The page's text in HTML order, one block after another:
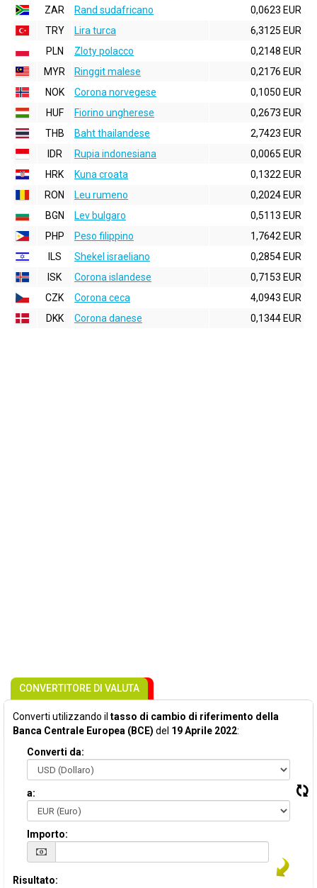
ZAR
Rand sudafricano
0,0623 EUR
TRY
Lira turca
6,3125 EUR
PLN
Zloty polacco
0,2148 EUR
MYR
Ringgit malese
0,2176 EUR
NOK
Corona norvegese
0,1050 EUR
HUF
Fiorino ungherese
0,2673 EUR
THB
Baht thailandese
2,7423 EUR
IDR
Rupia indonesiana
0,0065 EUR
HRK
Kuna croata
0,1322 EUR
RON
Leu rumeno
0,2024 EUR
BGN
Lev bulgaro
0,5113 EUR
PHP
Peso filippino
1,7642 EUR
ILS
Shekel israeliano
0,2854 EUR
ISK
Corona islandese
0,7153 EUR
CZK
Corona ceca
4,0943 EUR
DKK
Corona danese 0,1344 EUR
CONVERTITORE DI VALUTA
Converti utilizzando il tasso di cambio di riferimento della
Banca Centrale Europea (BCE) del 19 Aprile 2022:
Converti da:
a:
Importo:
Risultato: